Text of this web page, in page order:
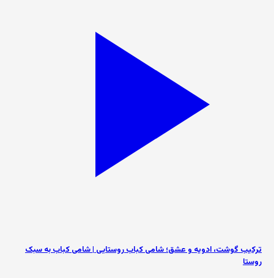
ترکیب گوشت، ادویه و عشق؛ شامی کباب روستایی | شامی کباب به سبک
روستا